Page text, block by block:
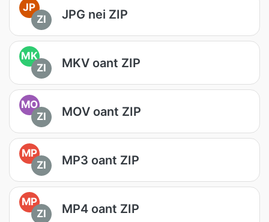
JP
ZI
JPG nei ZIP
MK
ZI
MKV oant ZIP
MO
ZI
MOV oant ZIP
MP
ZI
MP3 oant ZIP
MP
ZI
MP4 oant ZIP